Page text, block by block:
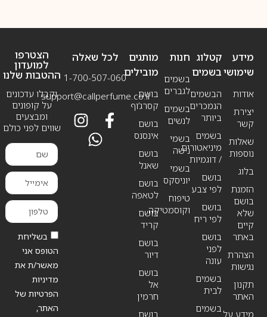
מידע
שימושי
אודות
יצירת
קשר
שאלות
נוספות
בלוג
הזמנת
בושם
שלא
קיים
באתר
הצהרת
נגישות
תקנון
האתר
מידע על
חנות
בשמים
לגברים
בשמים
לנשים
בשמי
נישה
בשמי
יוניסקס
טיפוח
וקוסמטיקה
קטלוג
בשמים
הבשמים
הנמכרים
ביותר
בשמים
מיניאטורים
/ דוגמיות
בושם
לפי צבע
בושם
לפי ריח
בושם
לפני
עונה
בשמים
לבית
בשמים
מותגים
מובילים
בושם
קסרג’וף
בושם
אינסנס
בושם
שאנל
בושם
לטאפה
בושם
קריד
בושם
דיור
בושם
אל
חרמין
בושם
לכל שאלה
1-700-507-060
support@callperfume.co.il
הצטרפו
למועדון
ההטבות שלנו
וקבלו עדכונים
על קופונים
ומבצעים
שווים לפני כולם
בשליחת
הטופס אני
מאשר/ת את
מדיניות
הפרטיות של
האתר,